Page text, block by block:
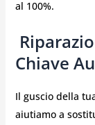
al 100%.
Chiave
Il guscio della
aiutiamo a